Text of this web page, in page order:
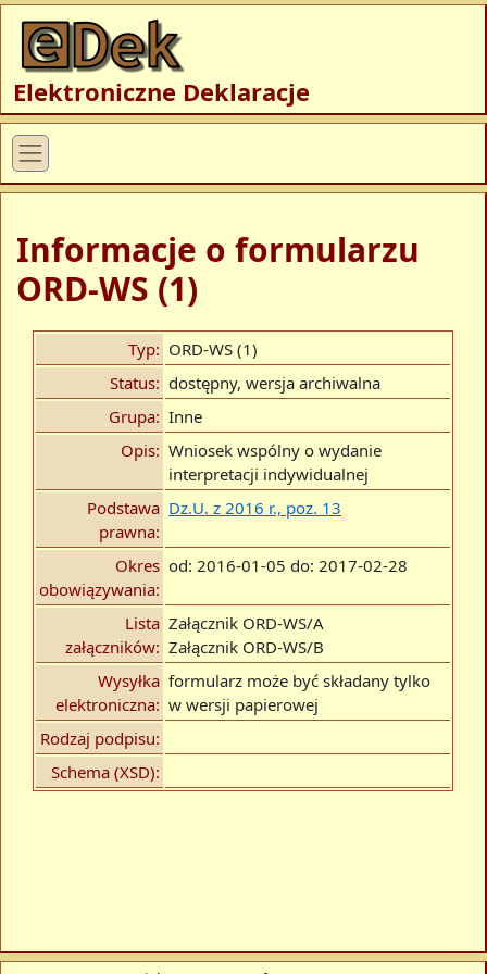
Elektroniczne Deklaracje
Informacje o formularzu
ORD-WS (1)
Typ: ORD-WS (1)
Status: dostępny, wersja archiwalna
Grupa: Inne
Opis: Wniosek wspólny o wydanie
interpretacji indywidualnej
Podstawa
prawna:
Dz.U. z 2016 r., poz. 13
Okres
obowiązywania:
od: 2016-01-05 do: 2017-02-28
Lista
załączników:
Załącznik ORD-WS/A
Załącznik ORD-WS/B
Wysyłka
elektroniczna:
formularz może być składany tylko
w wersji papierowej
Rodzaj podpisu:
Schema (XSD):